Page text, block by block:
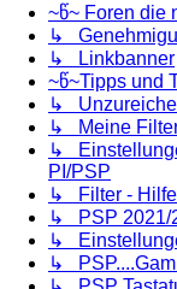
~წ~ Foren die
↳
↳ Linkbanner
~წ~Tipps und
↳
↳ Meine
↳
PI/PSP
↳ Filter - Hilfe
↳ PSP 2021/
↳
↳